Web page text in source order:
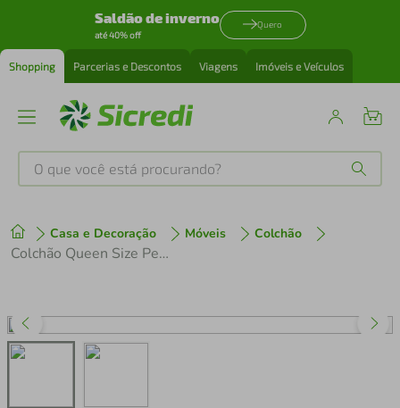
Saldão de inverno
até 40% off
Quero
Shopping Parcerias e Descontos Viagens Imóveis e Veículos
O que você está procurando?
Casa e Decoração Móveis Colchão
Colchão Queen Size Perfect Sleep 620155 Gazin 158x198 com Massageador
1º tenis
perfume